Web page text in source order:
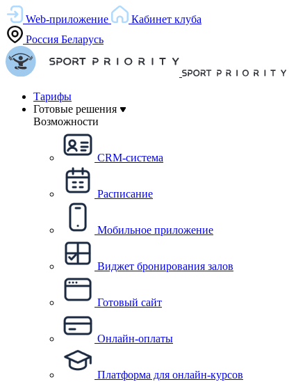
Web-приложение
Кабинет клуба
Россия Беларусь
Тарифы
Готовые решения
Возможности
CRM-система
Расписание
Мобильное приложение
Виджет бронирования залов
Готовый сайт
Онлайн-оплаты
Платформа для онлайн-курсов